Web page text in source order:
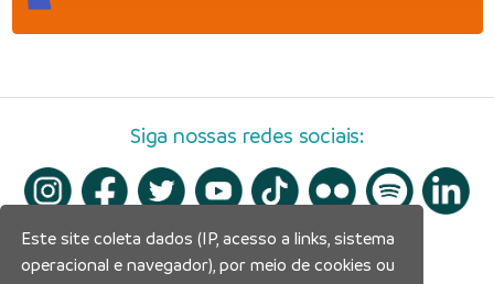
Siga nossas redes sociais:
Este site coleta dados (IP, acesso a links, sistema
operacional e navegador), por meio de cookies ou